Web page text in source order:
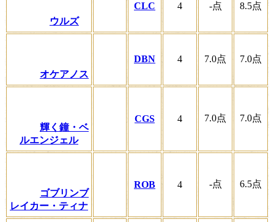
ウルズ
CLC 4 -点 8.5点
オケアノス
DBN 4 7.0点 7.0点
輝く鐘・ベ
ルエンジェル
CGS 4 7.0点 7.0点
ゴブリンブ
レイカー・ティナ
ROB 4 -点 6.5点